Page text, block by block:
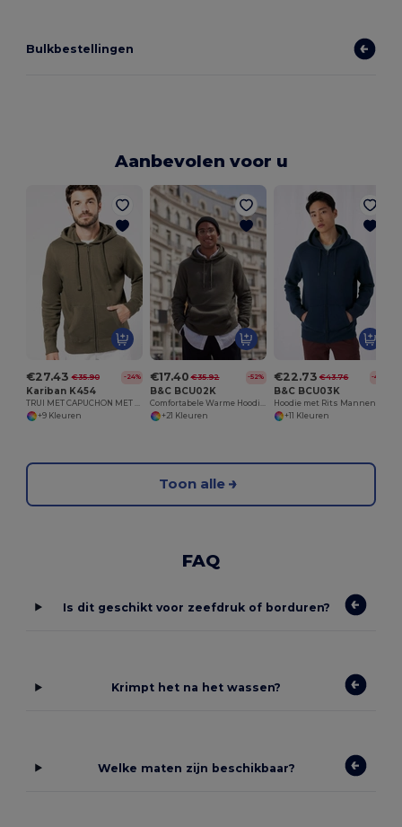
Bulkbestellingen
Aanbevolen voor u
€27.43 €35.90 -24%
Kariban K454
+9 Kleuren
€17.40 €35.92 -52%
B&C BCU02K
+21 Kleuren
€22.73 €43.76 -48%
B&C BCU03K
+11 Kleuren
Toon alle
FAQ
Is dit geschikt voor zeefdruk of borduren?
Krimpt het na het wassen?
Welke maten zijn beschikbaar?